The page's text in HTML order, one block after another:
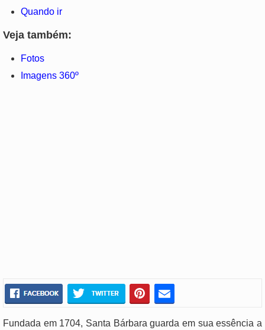
Quando ir
Veja também:
Fotos
Imagens 360º
Fundada em 1704, Santa Bárbara guarda em sua essência a